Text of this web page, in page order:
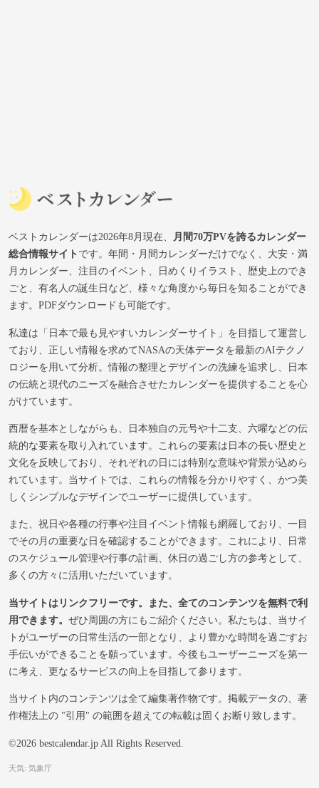
ベストカレンダーは2026年8月現在、
月間70万PVを誇るカレンダー
総合情報サイトです。年間・月間カレンダーだけでなく、大安・満
月カレンダー、注目のイベント、日めくりイラスト、歴史上のでき
ごと、有名人の誕生日など、様々な角度から毎日を知ることができ
ます。PDFダウンロードも可能です。
私達は「日本で最も見やすいカレンダーサイト」を目指して運営し
ており、正しい情報を求めてNASAの天体データを最新のAIテクノ
ロジーを用いて分析。情報の整理とデザインの洗練を追求し、日本
の伝統と現代のニーズを融合させたカレンダーを提供することを心
がけています。
西暦を基本としながらも、日本独自の元号や十二支、六曜などの伝
統的な要素を取り入れています。これらの要素は日本の長い歴史と
文化を反映しており、それぞれの日には特別な意味や背景が込めら
れています。当サイトでは、これらの情報を分かりやすく、かつ美
しくシンプルなデザインでユーザーに提供しています。
また、祝日や各種の行事や注目イベント情報も網羅しており、一目
でその月の重要な日を確認することができます。これにより、日常
のスケジュール管理や行事の計画、休日の過ごし方の参考として、
多くの方々に活用いただいています。
当サイトはリンクフリーです。また、全てのコンテンツを無料で利
用できます。 ぜひ周囲の方にもご紹介ください。私たちは、当サイ
トがユーザーの日常生活の一部となり、より豊かな時間を過ごすお
手伝いができることを願っています。今後もユーザーニーズを第一
に考え、更なるサービスの向上を目指して参ります。
当サイト内のコンテンツは全て編集著作物です。掲載データの、著
作権法上の "引用" の範囲を超えての転載は固くお断り致します。
©2026 bestcalendar.jp All Rights Reserved.
天気: 気象庁